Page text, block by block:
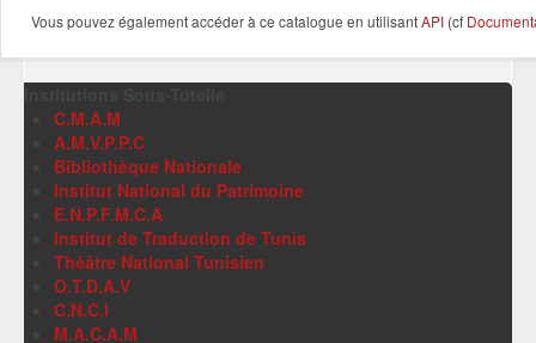
Vous pouvez également accéder à ce catalogue en utilisantAPI (cf
C.M.A.M
A.M.V.P.P.C
Bibliothèque Nationale
Institut National du Patrimoine
E.N.P.F.M.C.A
Institut de Traduction de Tunis
Théâtre National Tunisien
O.T.D.A.V
C.N.C.I
M.A.C.A.M